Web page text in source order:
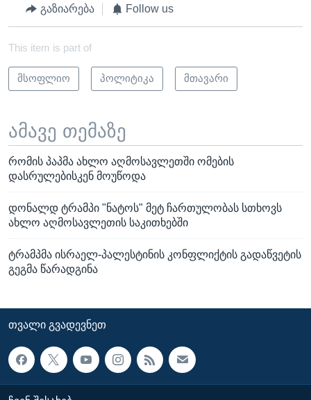
გაზიარება Follow us
This item is part of
მსოფლიო პოლიტიკა მთავარი
ამავე თემაზე
რომის პაპმა ახლო აღმოსავლეთში ომების
დასრულებისკენ მოუწოდა
დონალდ ტრამპი "ნატოს" მეტ ჩართულობას სთხოვს
ახლო აღმოსავლეთის საკითხებში
ტრამპმა ისრაელ-პალესტინის კონფლიქტის გადაწვეტის
გეგმა წარადგინა
ᲗᲕᲐᲚᲘ ᲒᲕᲐᲓᲔᲕᲜᲔᲗ